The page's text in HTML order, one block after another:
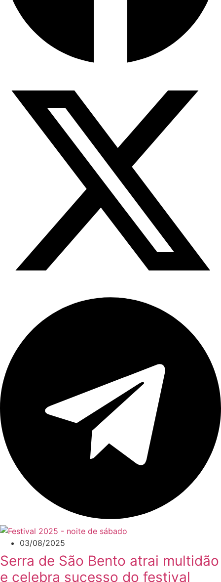
03/08/2025
Serra de São Bento atrai multidão
e celebra sucesso do festival